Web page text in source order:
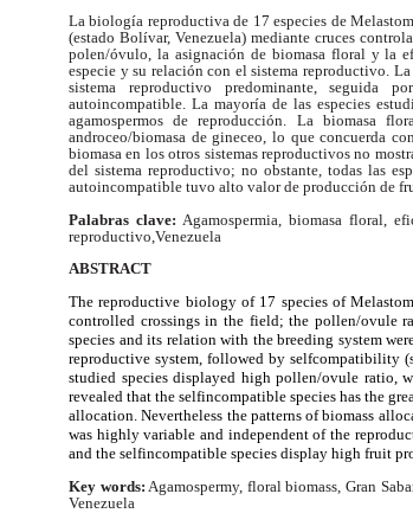
La biología reproductiva de 17 especies de
(estado Bolívar, Venezuela) mediante cruces
polen/óvulo, la asignación de biomasa floral y la
especie y su relación con el sistema reproductivo.
sistema reproductivo predominante, seguida
autoincompatible. La mayoría de las especies
agamospermos de reproducción. La biomasa
androceo/biomasa de gineceo, lo que concuerda
biomasa en los otros sistemas reproductivos no
del sistema reproductivo; no obstante, todas las
autoincompatible tuvo alto valor de producción de
Palabras clave: Agamospermia, biomasa floral,
reproductivo ,Venezuela
ABSTRACT
The reproductive biology of 17 species of
controlled crossings in the field; the pollen/ovule
species and its relation with the breeding system
reproductive system, followed by selfcompatibility
studied species displayed high pollen/ovule ratio,
revealed that the selfincompatible species has the
allocation. Nevertheless the patterns of biomass
was highly variable and independent of the
and the selfincompatible species display high fruit
Key words: Agamospermy, floral biomass, Gran
Venezuela